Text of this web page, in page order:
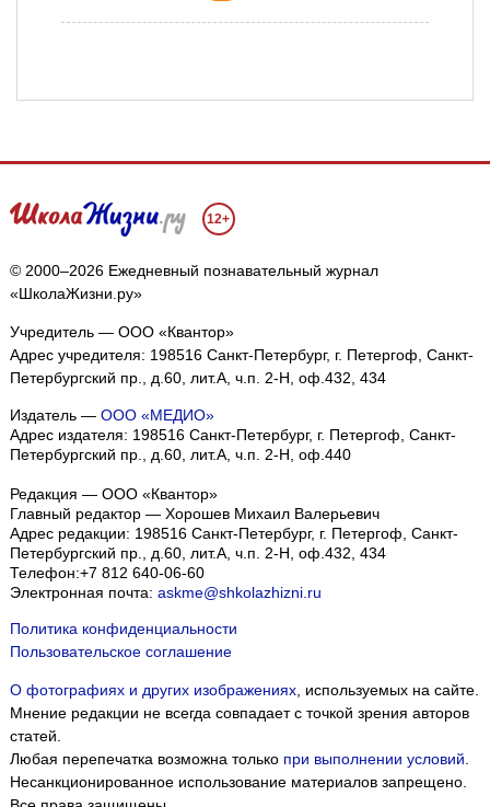
12+
© 2000–2026 Ежедневный познавательный журнал
«ШколаЖизни.ру»
Учредитель — ООО «Квантор»
Адрес учредителя: 198516 Санкт-Петербург, г. Петергоф, Санкт-
Петербургский пр., д.60, лит.А, ч.п. 2-Н, оф.432, 434
Издатель — ООО «МЕДИО»
Адрес издателя: 198516 Санкт-Петербург, г. Петергоф, Санкт-
Петербургский пр., д.60, лит.А, ч.п. 2-Н, оф.440
Редакция — ООО «Квантор»
Главный редактор — Хорошев Михаил Валерьевич
Адрес редакции: 198516 Санкт-Петербург, г. Петергоф Санкт-
Петербургский пр., д.60, лит.А, ч.п. 2-Н, оф.432, 434
Телефон:+7 812 640-06-60
Электронная почта: askme@shkolazhizni.ru
Политика конфиденциальности
Пользовательское соглашение
О фотографиях и других изображениях, используемых на сайте.
Мнение редакции не всегда совпадает с точкой зрения авторов
статей.
Любая перепечатка возможна только при выполнении условий
Несанкционированное использование материалов запрещено.